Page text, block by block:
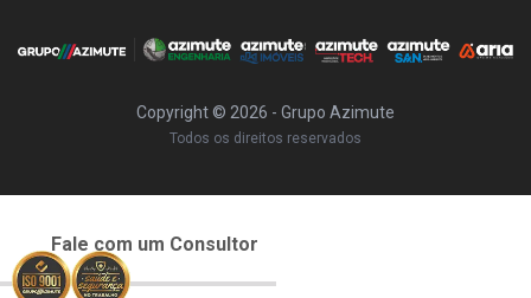
Copyright © 2026 - Grupo Azimute
Todos os direitos reservados
Fale com um Consultor